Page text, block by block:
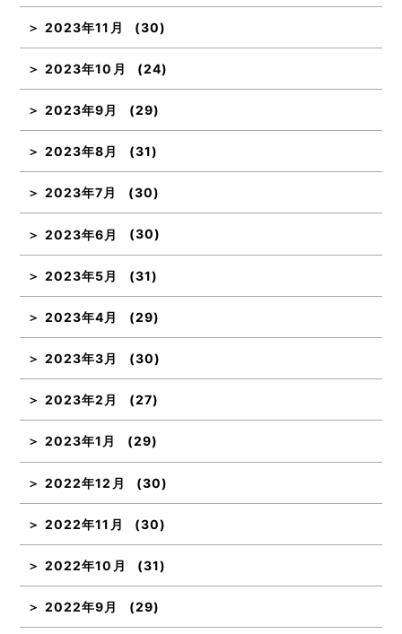
2023年11月 (30)
2023年10月 (24)
2023年9月 (29)
2023年8月 (31)
2023年7月 (30)
2023年6月 (30)
2023年5月 (31)
2023年4月 (29)
2023年3月 (30)
2023年2月 (27)
2023年1月 (29)
2022年12月 (30)
2022年11月 (30)
2022年10月 (31)
2022年9月 (29)